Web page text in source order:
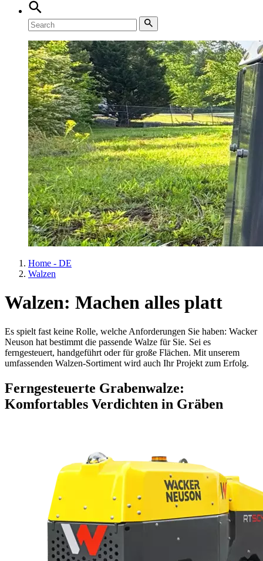
Home - DE
Walzen
Walzen: Machen alles platt
Es spielt fast keine Rolle, welche Anforderungen Sie haben: Wacker
Neuson hat bestimmt die passende Walze für Sie. Sei es
ferngesteuert, handgeführt oder für große Flächen. Mit unserem
umfassenden Walzen-Sortiment wird auch Ihr Projekt zum Erfolg.
Ferngesteuerte Grabenwalze:
Komfortables Verdichten in Gräben